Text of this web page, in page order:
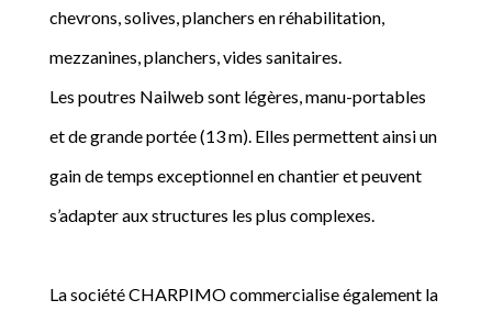
chevrons, solives, planchers en réhabilitation,
mezzanines, planchers, vides sanitaires.
Les poutres Nailweb sont légères, manu-portables
et de grande portée (13 m). Elles permettent ainsi un
gain de temps exceptionnel en chantier et peuvent
s’adapter aux structures les plus complexes.
La société CHARPIMO commercialise également la